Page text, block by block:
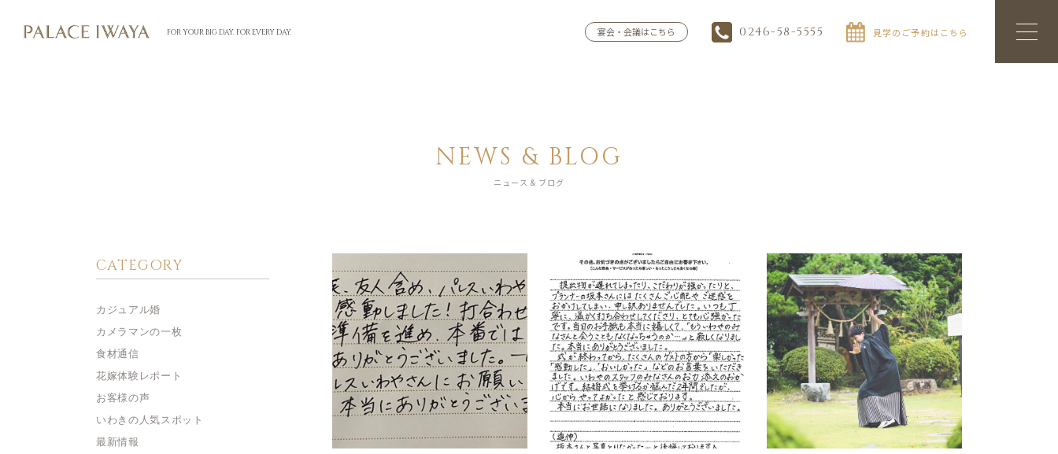
FOR YOUR BIG DAY. FOR EVERY DAY. 宴会・会議はこちら 0246-58-5555 見学のご予約はこちら
NEWS & BLOG
ニュース & ブログ
CATEGORY
カジュアル婚
カメラマンの一枚
食材通信
花嫁体験レポート
お客様の声
いわきの人気スポット
最新情報